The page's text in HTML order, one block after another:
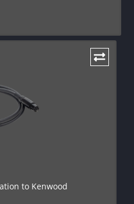
to Kenwood